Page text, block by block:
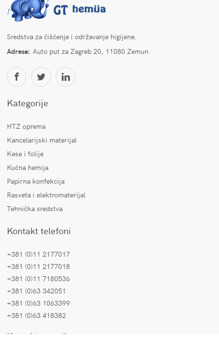
Sredstva za čišćenje i održavanje higijene.
Adresa: Auto put za Zagreb 20, 11080 Zemun
Kategorije
HTZ oprema
Kancelarijski materijal
Kese i folije
Kućna hemija
Papirna konfekcija
Rasveta i elektromaterijal
Tehnička sredstva
Kontakt telefoni
+381 (0)11 2177017
+381 (0)11 2177018
+381 (0)11 7180536
+381 (0)63 342051
+381 (0)63 1063399
+381 (0)63 418382
Kontakt e-mail